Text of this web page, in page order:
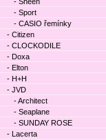
- Sport
- CASIO řemínky
- Citizen
- CLOCKODILE
- Doxa
- Elton
- H+H
- JVD
- Architect
- Seaplane
- SUNDAY ROSE
- Lacerta